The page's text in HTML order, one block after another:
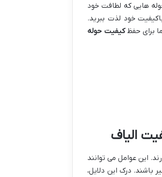
هایی که لطافت خود
خود لذت ببرید.
برای حفظکیفیت حوله
الیاف
این عوامل می توانند
باشند. درک این دلایل،